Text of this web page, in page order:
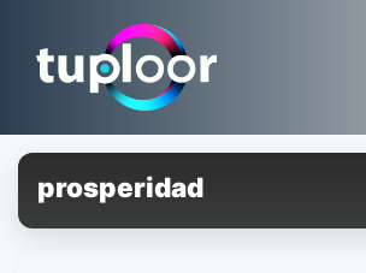
para
prosperidad